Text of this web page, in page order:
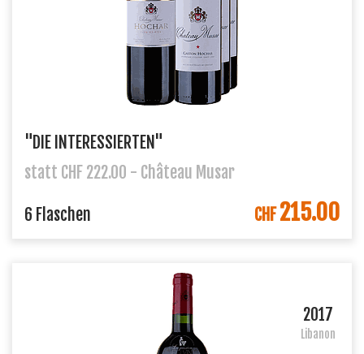
"DIE INTERESSIERTEN"
statt CHF 222.00 - Château Musar
IN DEN WARENKORB
6 Flaschen CHF215.00
2017
Libanon